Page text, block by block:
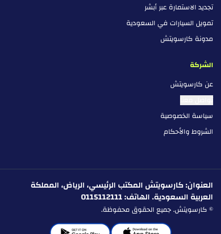
تجديد الاستمارة عبر أبشر
تمويل السيارات في السعودية
مدونة كارسويتش
الشركة
عن كارسويتش
تواصل معنا
سياسة الخصوصية
الشروط والأحكام
العنوان: كارسويتش المكتب الرئيسي، الرياض، المملكة
العربية السعودية. الهاتف: 0115112111
© كارسويتش. جميع الحقوق محفوظة.